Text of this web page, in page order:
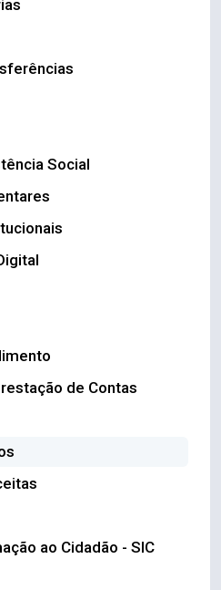
Social
de Contas
ao Cidadão - SIC